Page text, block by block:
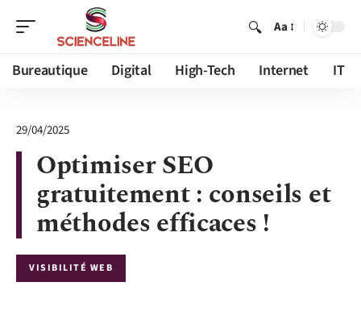
Aa
Bureautique Digital High-Tech Internet IT
29/04/2025
Optimiser SEO
gratuitement : conseils et
méthodes efficaces !
VISIBILITÉ WEB